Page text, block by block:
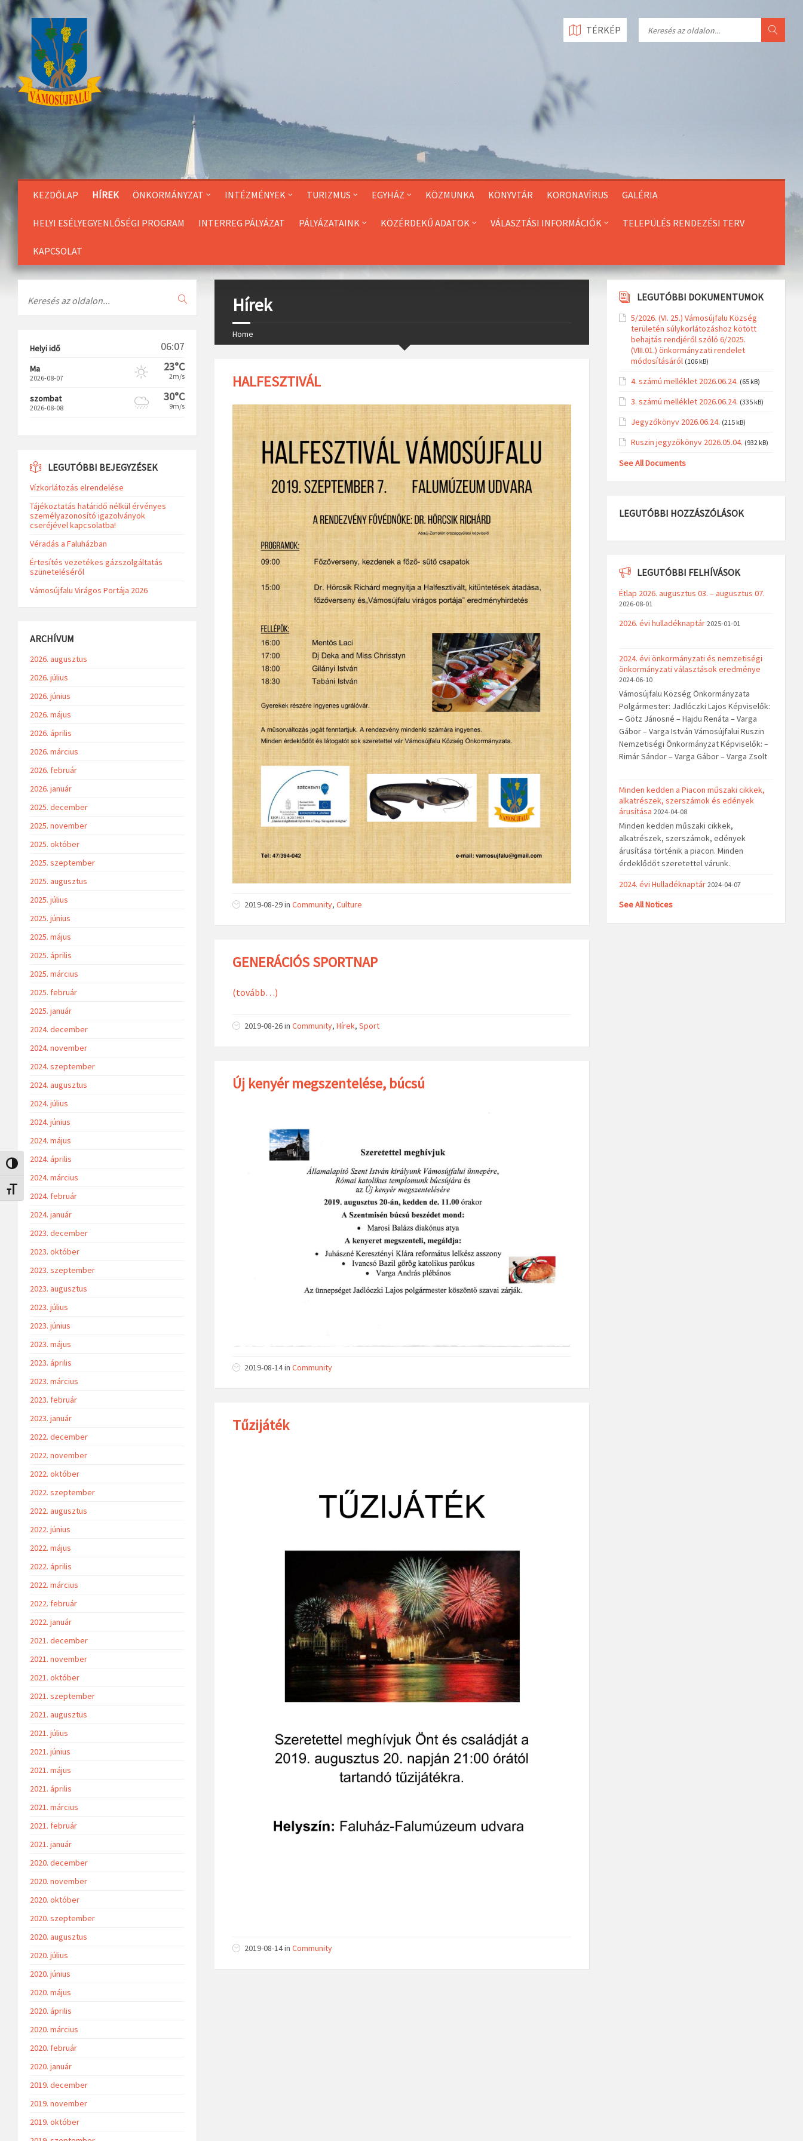
Skip
to
Content
Nagy kontraszt váltása
Betűméret váltása
KEZDŐLAP HÍREK ÖNKORMÁNYZAT INTÉZMÉNYEK TURIZMUS EGYHÁZ KÖZMUNKA KÖNYVTÁR KORONAVÍRUS GALÉRIA
HELYI ESÉLYEGYENLŐSÉGI PROGRAM INTERREG PÁLYÁZAT PÁLYÁZATAINK KÖZÉRDEKŰ ADATOK VÁLASZTÁSI INFORMÁCIÓK TELEPÜLÉS RENDEZÉSI TERV
KAPCSOLAT
TÉRKÉP
Hírek
Home
HALFESZTIVÁL
2019-08-29in Community, Culture
GENERÁCIÓS SPORTNAP
(tovább…)
2019-08-26in Community, Hírek, Sport
Új kenyér megszentelése, búcsú
2019-08-14in Community
Tűzijáték
2019-08-14in Community
Helyi idő 06:07
Ma
2026-08-07
23°C
2m/s
szombat
2026-08-08
30°C
9m/s
LEGUTÓBBI BEJEGYZÉSEK
Vízkorlátozás elrendelése
Tájékoztatás határidő nélkül érvényes
személyazonosító igazolványok
cseréjével kapcsolatba!
Véradás a Faluházban
Értesítés vezetékes gázszolgáltatás
szüneteléséről
Vámosújfalu Virágos Portája 2026
ARCHÍVUM
2026. augusztus
2026. július
2026. június
2026. május
2026. április
2026. március
2026. február
2026. január
2025. december
2025. november
2025. október
2025. szeptember
2025. augusztus
2025. július
2025. június
2025. május
2025. április
2025. március
2025. február
2025. január
2024. december
2024. november
2024. szeptember
2024. augusztus
2024. július
2024. június
2024. május
2024. április
2024. március
2024. február
2024. január
2023. december
2023. október
2023. szeptember
2023. augusztus
2023. július
2023. június
2023. május
2023. április
2023. március
2023. február
2023. január
2022. december
2022. november
2022. október
2022. szeptember
2022. augusztus
2022. június
2022. május
2022. április
2022. március
2022. február
2022. január
2021. december
2021. november
2021. október
2021. szeptember
2021. augusztus
2021. július
2021. június
2021. május
2021. április
2021. március
2021. február
2021. január
2020. december
2020. november
2020. október
2020. szeptember
2020. augusztus
2020. július
2020. június
2020. május
2020. április
2020. március
2020. február
2020. január
2019. december
2019. november
2019. október
LEGUTÓBBI DOKUMENTUMOK
5/2026. (VI. 25.) Vámosújfalu Község
területén súlykorlátozáshoz kötött
behajtás rendjéről szóló 6/2025.
(VIII.01.) önkormányzati rendelet
módosításáról (106 kB)
4. számú melléklet 2026.06.24. (65 kB)
3. számú melléklet 2026.06.24. (335 kB)
Jegyzőkönyv 2026.06.24. (215 kB)
Ruszin jegyzőkönyv 2026.05.04. (932 kB)
See All Documents
LEGUTÓBBI HOZZÁSZÓLÁSOK
LEGUTÓBBI FELHÍVÁSOK
Étlap 2026. augusztus 03. – augusztus 07.
2026-08-01
2026. évi hulladéknaptár 2025-01-01
2024. évi önkormányzati és nemzetiségi
önkormányzati választások eredménye
2024-06-10
Vámosújfalu Község Önkormányzata
Polgármester: Jadlóczki Lajos Képviselők:
– Götz Jánosné – Hajdu Renáta – Varga
Gábor – Varga István Vámosújfalui Ruszin
Nemzetiségi Önkormányzat Képviselők: –
Rimár Sándor – Varga Gábor – Varga Zsolt
Minden kedden a Piacon műszaki cikkek,
alkatrészek, szerszámok és edények
árusítása 2024-04-08
Minden kedden műszaki cikkek,
alkatrészek, szerszámok, edények
árusítása történik a piacon. Minden
érdeklődőt szeretettel várunk.
2024. évi Hulladéknaptár 2024-04-07
See All Notices